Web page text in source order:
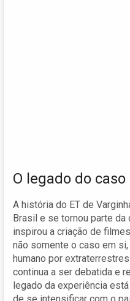
O legado do
A história do ET de
Brasil e se tornou parte da
inspirou a criação de
não somente o caso em
humano por
continua a ser debatida e
legado da experiência
de se intensificar com o